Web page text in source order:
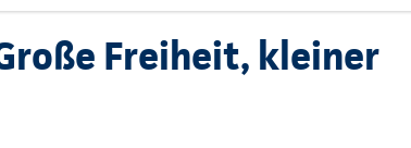
Freiheit, kleiner